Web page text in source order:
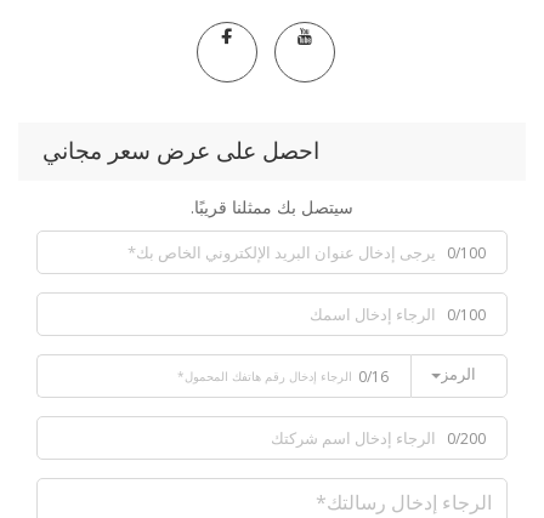
احصل على عرض سعر مجاني
سيتصل بك ممثلنا قريبًا.
0/16